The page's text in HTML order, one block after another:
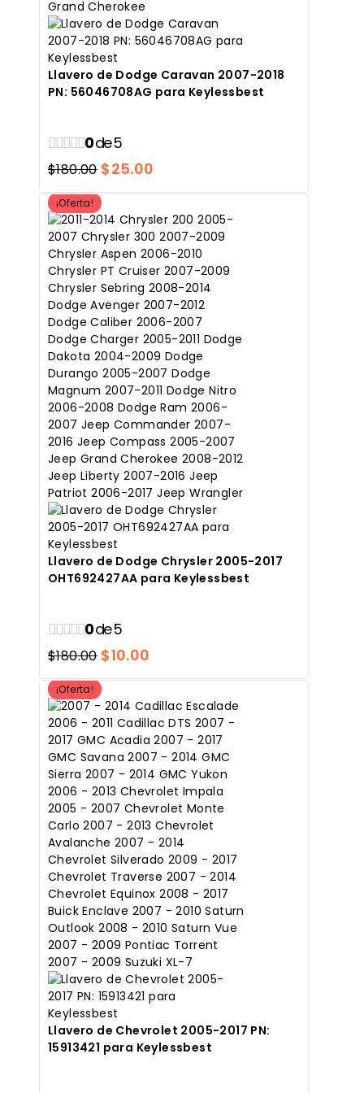
Llavero de Dodge Caravan 2007-2018
PN: 56046708AG para Keylessbest
0de 5
$180.00 El
precio
original
era:
$180.00.
$25.00
precio
actual
es:
$25.00.
¡Oferta!
Llavero de Dodge Chrysler 2005-2017
OHT692427AA para Keylessbest
0de 5
$180.00 El
precio
original
era:
$180.00.
$10.00
precio
actual
es:
$10.00.
¡Oferta!
Llavero de Chevrolet 2005-2017 PN:
15913421 para Keylessbest